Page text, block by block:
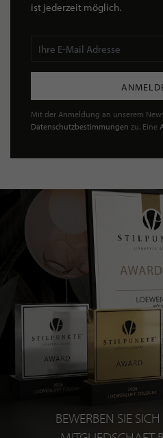
ist jederzeit möglich.
Mit der Anmeldung an unserem
Datenschutzbestimmungen zu. Eine
BEWERBEN SIE